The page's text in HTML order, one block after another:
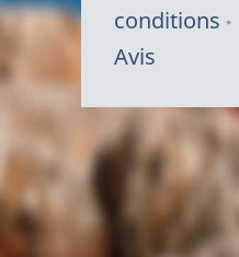
conditions
Avis